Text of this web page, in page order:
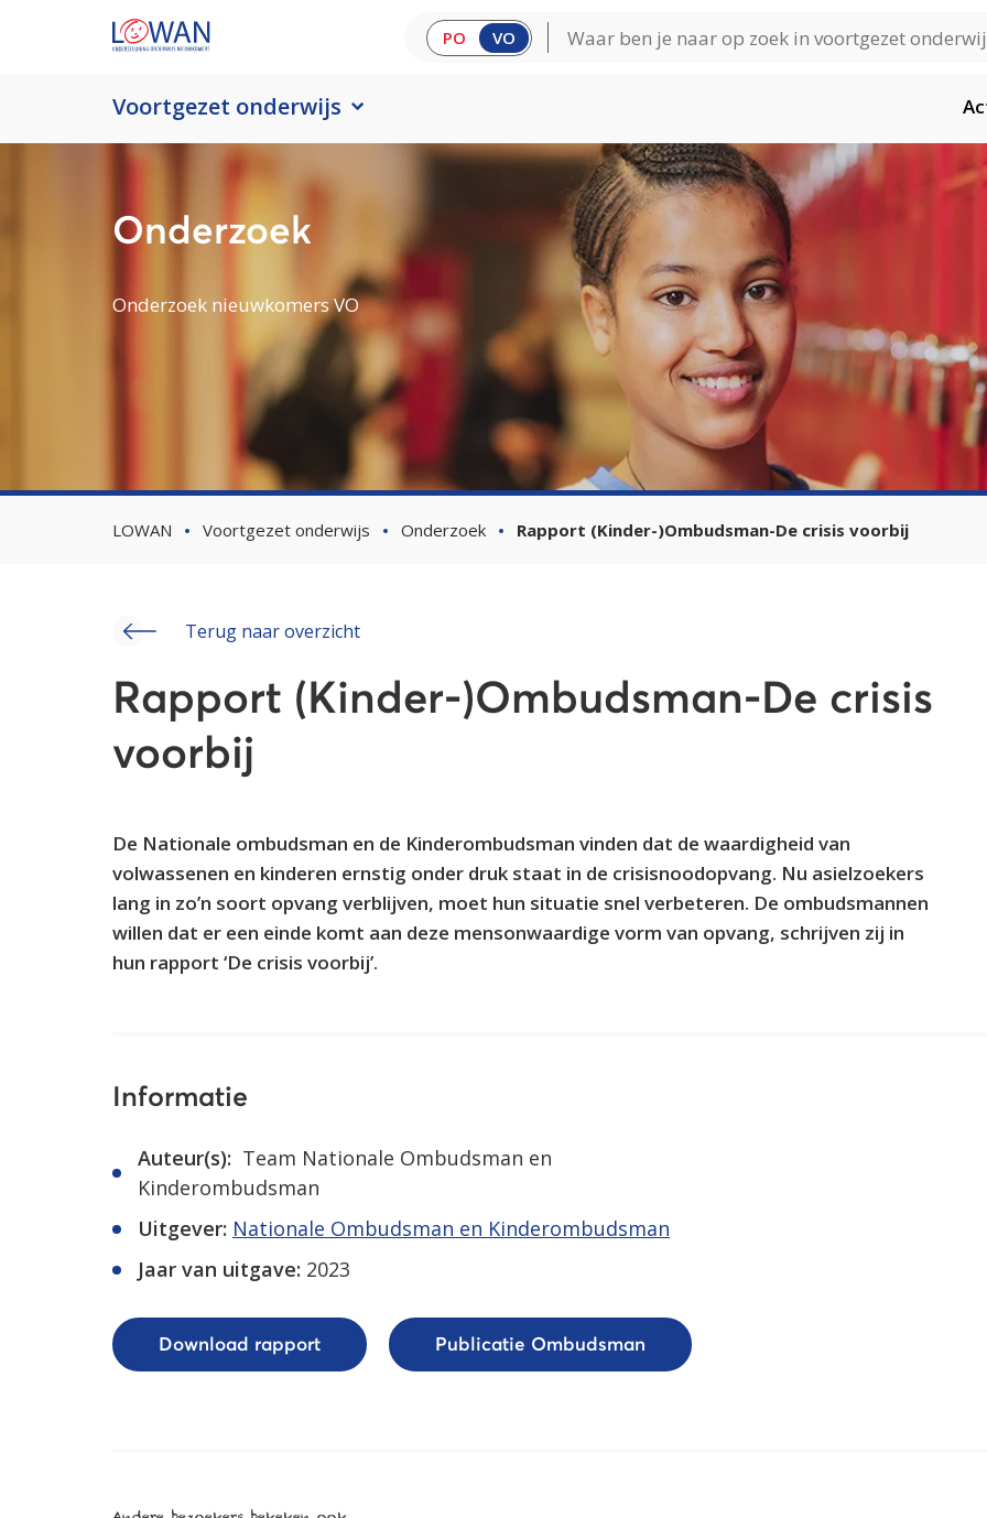
PO VO
Voortgezet onderwijs
Onderzoek
Onderzoek nieuwkomers VO
LOWAN Voortgezet onderwijs Onderzoek Rapport (Kinder-)Ombudsman-De crisis voorbij
Terug naar overzicht
Rapport (Kinder-)Ombudsman-De crisis
voorbij
De Nationale ombudsman en de Kinderombudsman vinden dat de waardigheid van
volwassenen en kinderen ernstig onder druk staat in de crisisnoodopvang. Nu asielzoekers
lang in zo’n soort opvang verblijven, moet hun situatie snel verbeteren. De ombudsmannen
willen dat er een einde komt aan deze mensonwaardige vorm van opvang, schrijven zij in
hun rapport ‘De crisis voorbij’.
Informatie
Auteur(s): Team Nationale Ombudsman en
Kinderombudsman
Uitgever: Nationale Ombudsman en Kinderombudsman
Jaar van uitgave: 2023
Download rapport Publicatie Ombudsman